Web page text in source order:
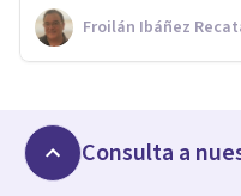
Froilán Ibáñez
Consulta a